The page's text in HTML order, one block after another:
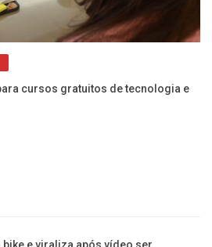
cursos gratuitos de tecnologia e
e viraliza após vídeo ser